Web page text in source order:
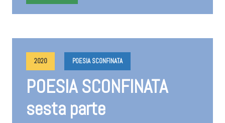
2020 POESIA SCONFINATA
POESIA SCONFINATA
sesta parte